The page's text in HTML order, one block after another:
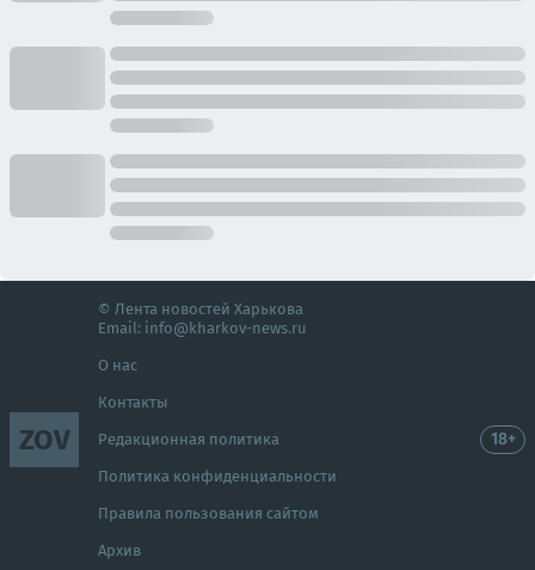
ZOV
© Лента новостей Харькова
Email: info@kharkov-news.ru
О нас
Контакты
Редакционная политика
Политика конфиденциальности
Правила пользования сайтом
Архив
18+